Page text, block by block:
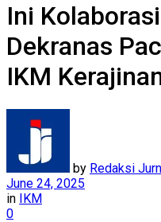
Ini
Dekranas
IKM
by Redaksi
June 24, 2025
in IKM
0